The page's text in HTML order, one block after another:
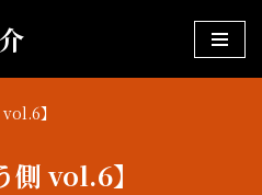
】
側 vol.6】